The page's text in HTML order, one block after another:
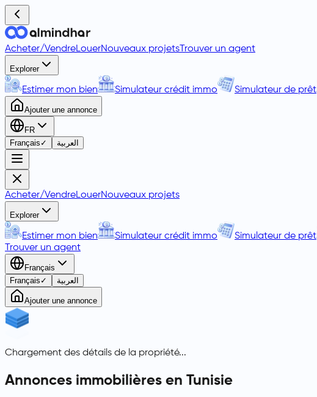
Acheter/VendreLouerNouveaux projets Trouver un agent
Explorer
Estimer mon bien Simulateur crédit immo Simulateur de prêt
Ajouter une annonce
FR
Français ✓ العربية
Acheter/VendreLouerNouveaux projets
Explorer
Estimer mon bien Simulateur crédit immo Simulateur de prêt
Trouver un agent
Français
Français ✓ العربية
Ajouter une annonce
Chargement des détails de la propriété...
Annonces immobilières en Tunisie